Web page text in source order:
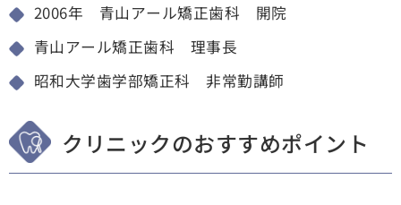
2006年 青山アール矯正歯科 開院
青山アール矯正歯科 理事長
昭和大学歯学部矯正科 非常勤講師
クリニックのおすすめポイント